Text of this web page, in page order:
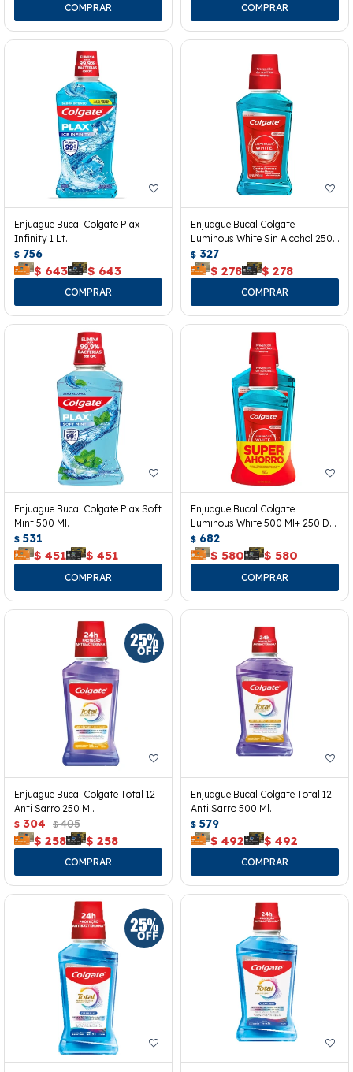
Enjuague Bucal Colgate Plax
Infinity 1 Lt.
$ 756
$ 643 $ 643
Enjuague Bucal Colgate
Luminous White Sin Alcohol 250
Ml.
$ 327
$ 278 $ 278
Enjuague Bucal Colgate Plax Soft
Mint 500 Ml.
$ 531
$ 451 $ 451
Enjuague Bucal Colgate
Luminous White 500 Ml+ 250 De
Regalo.
$ 682
$ 580 $ 580
Enjuague Bucal Colgate Total 12
Anti Sarro 250 Ml.
$ 304 $ 405
$ 258 $ 258
Enjuague Bucal Colgate Total 12
Anti Sarro 500 Ml.
$ 579
$ 492 $ 492